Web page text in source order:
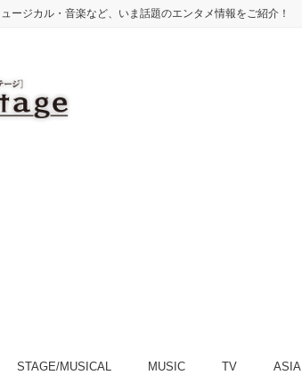
ージカル・音楽など、いま話題のエンタメ情報をご紹介！
STAGE/MUSICAL MUSIC TV ASIA